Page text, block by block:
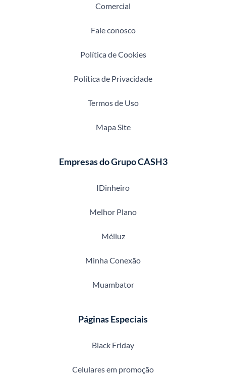
Comercial
Fale conosco
Política de Cookies
Política de Privacidade
Termos de Uso
Mapa Site
Empresas do Grupo CASH3
IDinheiro
Melhor Plano
Méliuz
Minha Conexão
Muambator
Páginas Especiais
Black Friday
Celulares em promoção